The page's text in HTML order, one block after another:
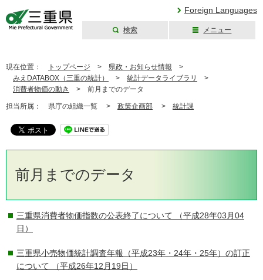
Foreign Languages
検索 メニュー
現在位置： トップページ > 県政・お知らせ情報 >
みえDATABOX（三重の統計）
> 統計データライブラリ
>
消費者物価の動き
> 前月までのデータ
担当所属： 県庁の組織一覧 > 政策企画部 > 統計課
前月までのデータ
三重県消費者物価指数の公表終了について （平成28年03月04
日）
三重県小売物価統計調査年報（平成23年・24年・25年）の訂正
について （平成26年12月19日）